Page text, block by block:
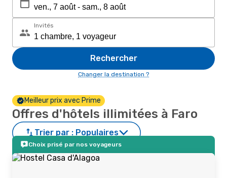
Invités
Rechercher
Changer la destination ?
Meilleur prix avec Prime
Offres d'hôtels illimitées à Faro
Trier par : Populaires
Choix prisé par nos voyageurs